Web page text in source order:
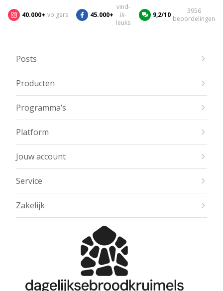
40.000+ volgers 45.000+
vind-
ik-
leuks
9,2/10
3956
beoordelingen
Posts
Producten
Programma’s
Platform
Jouw account
Service
Zakelijk